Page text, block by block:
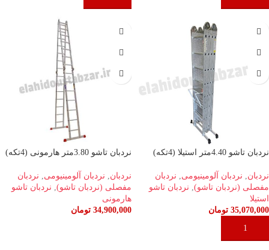
نردبان تاشو 4.40متر استیلا (4تکه)
نردبان, نردبان آلومینیومی, نردبان
مفصلی (نردبان تاشو), نردبان تاشو
استیلا
35,070,000 تومان
افزودن به سبد خرید
نردبان تاشو 3.80متر هارمونی (4تکه)
نردبان, نردبان آلومینیومی, نردبان
مفصلی (نردبان تاشو), نردبان تاشو
هارمونی
34,900,000 تومان